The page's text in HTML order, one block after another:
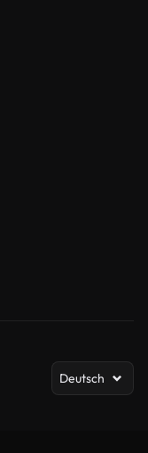
Deutsch